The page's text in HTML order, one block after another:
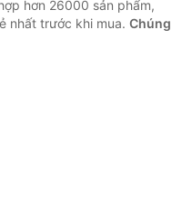
hơn 26000 sản phẩm,
nhất trước khi mua. Chúng